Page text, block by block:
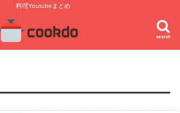
料理Youtubeまとめ
search